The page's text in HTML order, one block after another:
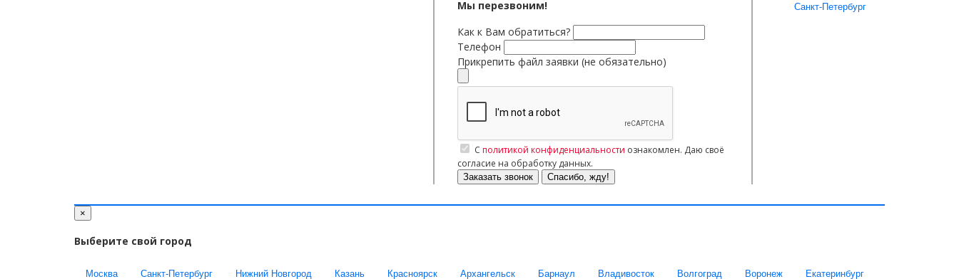
Мы перезвоним!
Как к Вам обратиться?
Телефон
Прикрепить файл заявки (не обязательно)
Сполитикой конфиденциальности ознакомлен. Даю своё
согласие на обработку данных.
Заказать звонок Спасибо, жду!
Санкт-Петербург
×
Выберите свой город
Москва Санкт-Петербург Нижний Новгород Казань Красноярск Архангельск Барнаул Владивосток Волгоград Воронеж Екатеринбург